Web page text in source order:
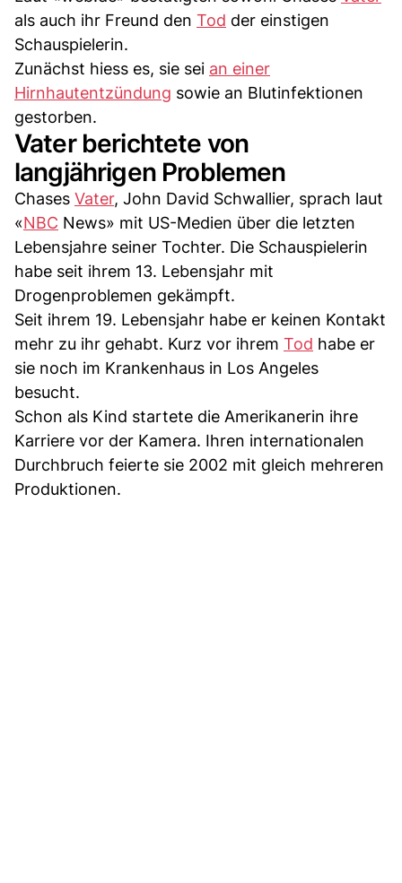
als auch ihr Freund den Tod der einstigen
Schauspielerin.
Zunächst hiess es, sie sei an einer
Hirnhautentzündung sowie an Blutinfektionen
gestorben.
Vater berichtete von
langjährigen Problemen
Chases Vater, John David Schwallier, sprach laut
«NBC News» mit US-Medien über die letzten
Lebensjahre seiner Tochter. Die Schauspielerin
habe seit ihrem 13. Lebensjahr mit
Drogenproblemen gekämpft.
Seit ihrem 19. Lebensjahr habe er keinen Kontakt
mehr zu ihr gehabt. Kurz vor ihrem Tod habe er
sie noch im Krankenhaus in Los Angeles
besucht.
Schon als Kind startete die Amerikanerin ihre
Karriere vor der Kamera. Ihren internationalen
Durchbruch feierte sie 2002 mit gleich mehreren
Produktionen.